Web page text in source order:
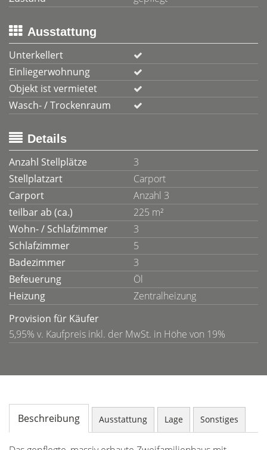
Ausstattung
Unterkellert
Einliegerwohnung
Objekt ist vermietet
Wasch- / Trockenraum
Details
Anzahl Stellplätze
3
Stellplatzart
Carport
Carport
Anzahl 3
teilbar ab (ca.)
225 m²
Wohn- / Schlafzimmer
3
Schlafzimmer
5
Badezimmer
3
Befeuerung
Öl
Heizung
Zentralheizung
Provision für Käufer
5,95% v. Kaufpreis inkl. der MwSt. in Höhe von 19%
Beschreibung Ausstattung Lage Sonstiges